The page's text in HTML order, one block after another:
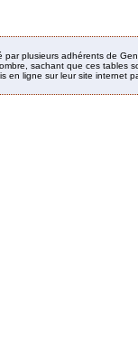
plusieurs adhérents de
sachant que ces tables
en ligne sur leur site internet